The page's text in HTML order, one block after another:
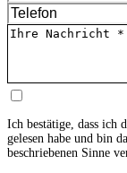
Ich bestätige, dass ich
gelesen habe und bin
beschriebenen Sinne